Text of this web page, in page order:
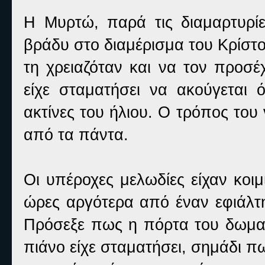
Η Μυρτώ, παρά τις
βράδυ στο διαμέρισμα του
τη χρειαζόταν και να τον
είχε σταματήσει να
ακτίνες του ήλιου. Ο τρόπος
από τα πάντα.
Οι υπέροχες μελωδίες είχαν
ώρες αργότερα από έναν
Πρόσεξε πως η πόρτα του
πιάνο είχε σταματήσει, σημάδι